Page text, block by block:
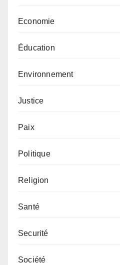
Economie
Éducation
Environnement
Justice
Paix
Politique
Religion
Santé
Securité
Société